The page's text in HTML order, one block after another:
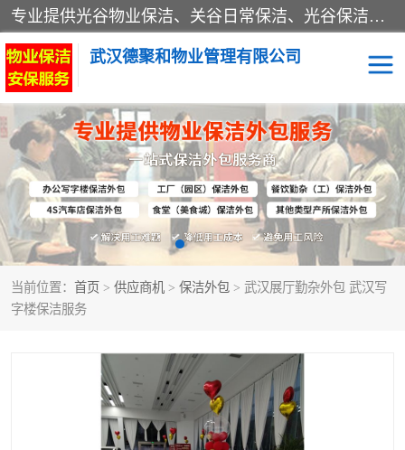
专业提供光谷物业保洁、关谷日常保洁、光谷保洁外包及武汉其他城区的单位日常保洁 武汉德聚和物业管理有限公司致力于打造中国专业物业保洁服务、日常保洁及其他保洁清洗外包服务。自公司成立以来提倡以先进的物业管理理念和模式经营，谋篇布局，以“至诚服务、精益求精、规范管理、锐意拓新”为质量方针，强化内部管理，为业主提供专业化、标准化和精细化的全方位物业服务，管理服务水平得到了广大业主和业内人士的一致好评。
武汉德聚和物业管理有限公司
当前位置： 首页 > 供应商机 > 保洁外包 > 武汉展厅勤杂外包 武汉写
字楼保洁服务
保洁外包